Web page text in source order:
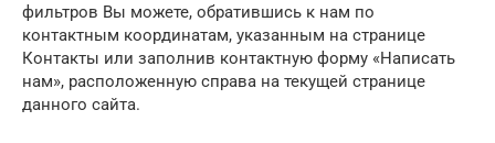
фильтров Вы можете, обратившись к нам по
контактным координатам, указанным на странице
Контакты или заполнив контактную форму «Написать
нам», расположенную справа на текущей странице
данного сайта.